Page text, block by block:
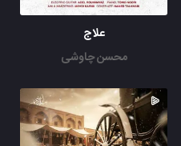
علاج
محسن چاوشی